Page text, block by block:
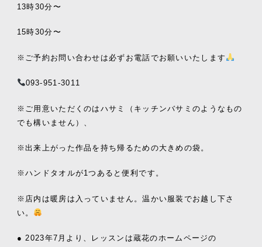
13時30分〜
15時30分〜
※ご予約お問い合わせは必ずお電話でお願いいたします
093-951-3011
※ご用意いただくのはハサミ（キッチンバサミのようなもの
でも構いません）、
※出来上がった作品を持ち帰るための大きめの袋。
※ハンドタオルが1つあると便利です。
※店内は暖房は入っていません。温かい服装でお越し下さ
い。
● 2023年7月より、レッスンは蔵花のホームページの